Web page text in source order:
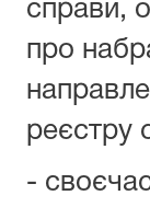
справи,
про
реєстру
-